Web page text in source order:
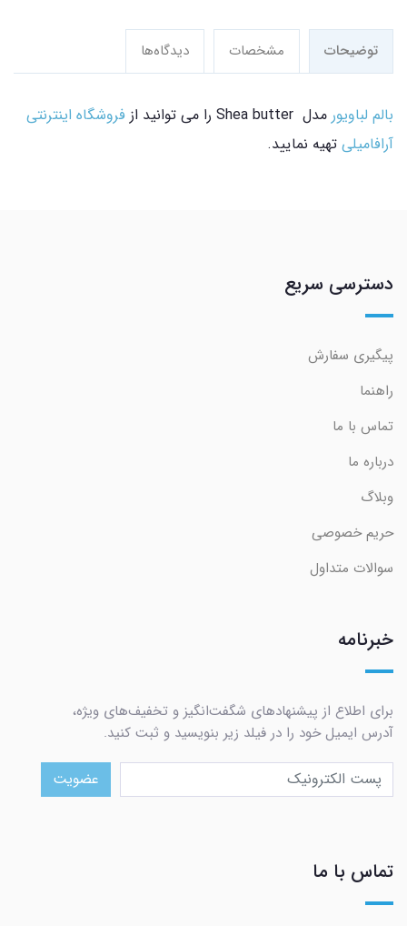
توضیحات مشخصات دیدگاه‌ها
بالم لباویور مدل Shea butter را می توانید از
فروشگاه اینترنتی
آرافامیلی تهیه نمایید.
دسترسی سریع
پیگیری سفارش
راهنما
تماس با ما
درباره ما
وبلاگ
حریم خصوصی
سوالات متداول
خبرنامه
برای اطلاع از پیشنهادهای شگفت‌انگیز و تخفیف‌های ویژه،
آدرس ایمیل خود را در فیلد زیر بنویسید و ثبت کنید.
عضویت
تماس با ما